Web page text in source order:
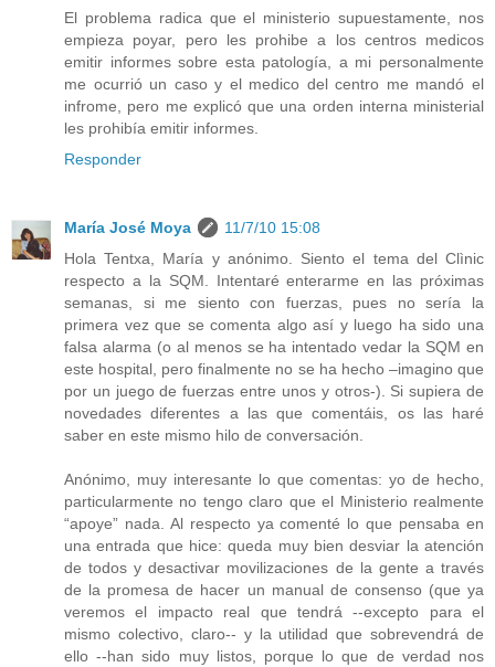
El problema radica que el ministerio supuestamente, nos
empieza poyar, pero les prohibe a los centros medicos
emitir informes sobre esta patología, a mi personalmente
me ocurrió un caso y el medico del centro me mandó el
infrome, pero me explicó que una orden interna ministerial
les prohibía emitir informes.
Responder
María José Moya
11/7/10 15:08
Hola Tentxa, María y anónimo. Siento el tema del Clìnic
respecto a la SQM. Intentaré enterarme en las próximas
semanas, si me siento con fuerzas, pues no sería la
primera vez que se comenta algo así y luego ha sido una
falsa alarma (o al menos se ha intentado vedar la SQM en
este hospital, pero finalmente no se ha hecho –imagino que
por un juego de fuerzas entre unos y otros-). Si supiera de
novedades diferentes a las que comentáis, os las haré
saber en este mismo hilo de conversación.
Anónimo, muy interesante lo que comentas: yo de hecho,
particularmente no tengo claro que el Ministerio realmente
“apoye” nada. Al respecto ya comenté lo que pensaba en
una entrada que hice: queda muy bien desviar la atención
de todos y desactivar movilizaciones de la gente a través
de la promesa de hacer un manual de consenso (que ya
veremos el impacto real que tendrá --excepto para el
mismo colectivo, claro-- y la utilidad que sobrevendrá de
ello --han sido muy listos, porque lo que de verdad nos